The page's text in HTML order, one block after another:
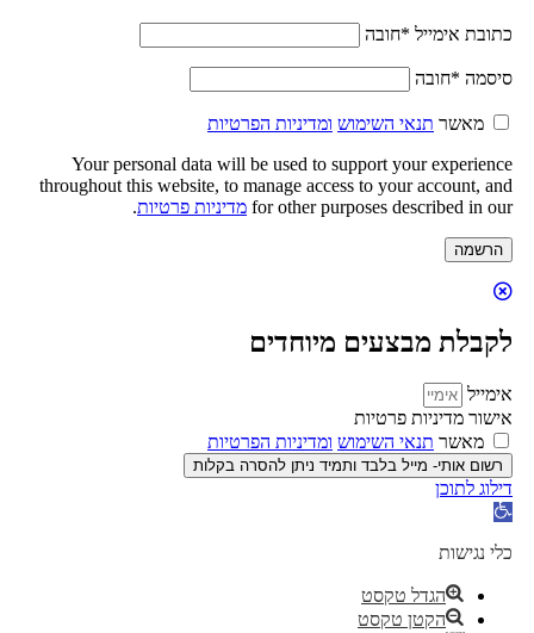
כתובת אימייל *חובה
סיסמה *חובה
מאשר תנאי השימוש ומדיניות הפרטיות
Your personal data will be used to support your experience
throughout this website, to manage access to your account, and
for other purposes described in our מדיניות פרטיות.
הרשמה
לקבלת מבצעים מיוחדים
אימייל
אישור מדיניות פרטיות
מאשר תנאי השימוש ומדיניות הפרטיות
רשום אותי- מייל בלבד ותמיד ניתן להסרה בקלות
דילוג לתוכן
פתח
נגישות
כלי נגישות
הגדל טקסט
הקטן טקסט